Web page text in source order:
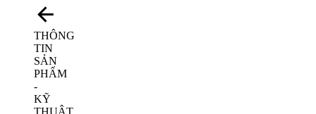
THÔNG
TIN
SẢN
PHẨM
-
KỸ
THUẬT